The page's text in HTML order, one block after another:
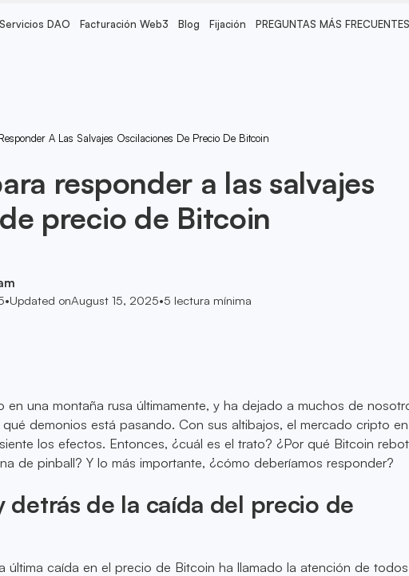
Servicios DAO Facturación Web3 Blog Fijación PREGUNTAS MÁS FRECUENTES
A Las Salvajes Oscilaciones De Precio De Bitcoin
responder a las salvajes
precio de Bitcoin
•Updated onAugust 15, 2025•5 lectura mínima
en una montaña rusa últimamente, y ha dejado a muchos de
demonios está pasando. Con sus altibajos, el mercado cripto en
los efectos. Entonces, ¿cuál es el trato? ¿Por qué Bitcoin
de pinball? Y lo más importante, ¿cómo deberíamos responder?
detrás de la caída del precio de
última caída en el precio de Bitcoin ha llamado la atención de